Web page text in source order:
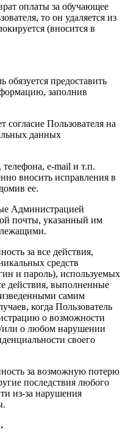
оплаты за обучающее
то он удаляется из
(вносится в
обязуется предоставить
заполнив
согласие Пользователя на
данных
e-mail и т.п.
вносить исправления в
ее.
Администрацией
почты, указанный им
за все действия,
средств
и пароль), используемых
действия, выполненные
самим
когда Пользователь
о возможности
или о любом нарушении
своего
за возможную потерю
последствия любого
из-за нарушения